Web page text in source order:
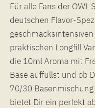
Für alle Fans der OWL
deutschen Flavor-
praktischen Longfill
die 10ml Aroma mit
Base auffüllst und ob
70/30
bietet Dir ein perfekt